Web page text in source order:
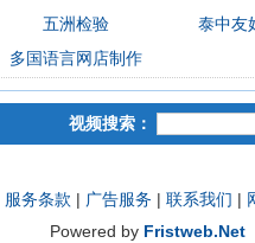
五洲检验
泰中友
多国语言网店制作
视频搜索：
服务条款 | 广告服务 | 联系我们 |
Powered by Fristweb.Net